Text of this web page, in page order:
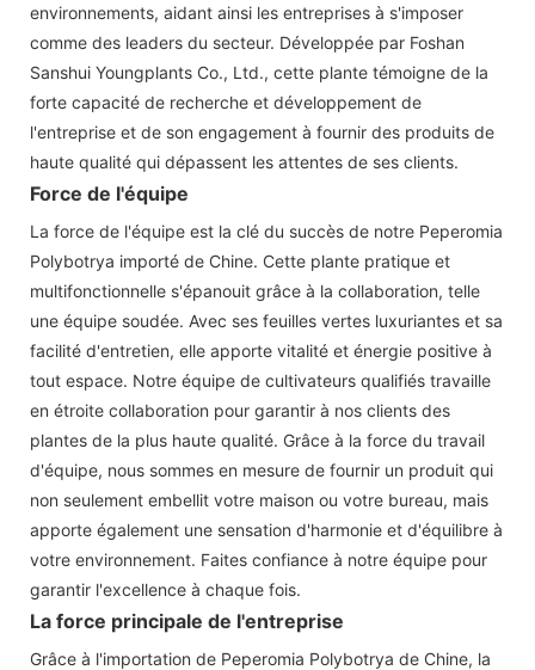
environnements, aidant ainsi les entreprises à s'imposer
comme des leaders du secteur. Développée par Foshan
Sanshui Youngplants Co., Ltd., cette plante témoigne de la
forte capacité de recherche et développement de
l'entreprise et de son engagement à fournir des produits de
haute qualité qui dépassent les attentes de ses clients.
Force de l'équipe
La force de l'équipe est la clé du succès de notre Peperomia
Polybotrya importé de Chine. Cette plante pratique et
multifonctionnelle s'épanouit grâce à la collaboration, telle
une équipe soudée. Avec ses feuilles vertes luxuriantes et sa
facilité d'entretien, elle apporte vitalité et énergie positive à
tout espace. Notre équipe de cultivateurs qualifiés travaille
en étroite collaboration pour garantir à nos clients des
plantes de la plus haute qualité. Grâce à la force du travail
d'équipe, nous sommes en mesure de fournir un produit qui
non seulement embellit votre maison ou votre bureau, mais
apporte également une sensation d'harmonie et d'équilibre à
votre environnement. Faites confiance à notre équipe pour
garantir l'excellence à chaque fois.
La force principale de l'entreprise
Grâce à l'importation de Peperomia Polybotrya de Chine, la